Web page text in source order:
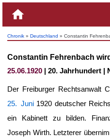
Chronik » Deutschland » Constantin
Constantin Fehrenbach
25.06.1920 | 20. Jahrhundert |
Der Freiburger Rechtsanwalt
25. Juni 1920 deutscher
ein Kabinett zu bilden.
Joseph Wirth. Letzterer